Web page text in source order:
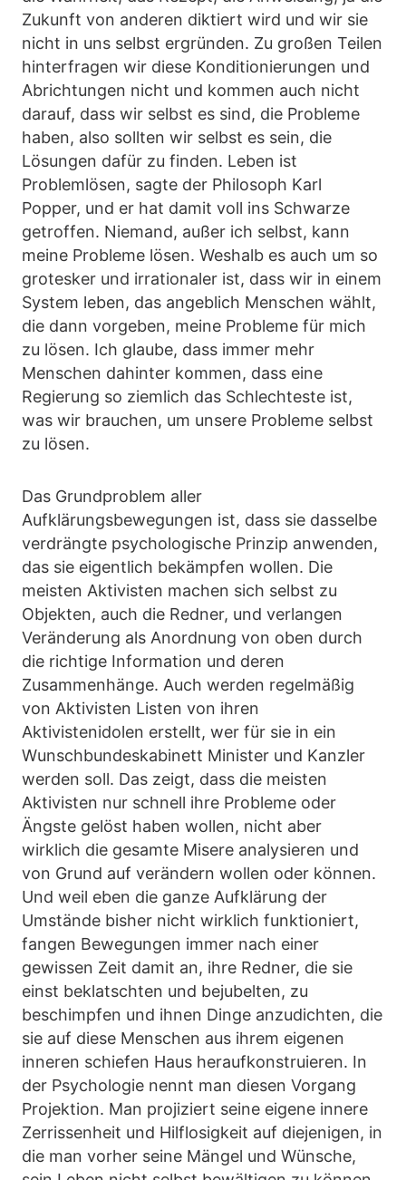
Zukunft von anderen diktiert wird und wir sie
nicht in uns selbst ergründen. Zu großen Teilen
hinterfragen wir diese Konditionierungen und
Abrichtungen nicht und kommen auch nicht
darauf, dass wir selbst es sind, die Probleme
haben, also sollten wir selbst es sein, die
Lösungen dafür zu finden. Leben ist
Problemlösen, sagte der Philosoph Karl
Popper, und er hat damit voll ins Schwarze
getroffen. Niemand, außer ich selbst, kann
meine Probleme lösen. Weshalb es auch um so
grotesker und irrationaler ist, dass wir in einem
System leben, das angeblich Menschen wählt,
die dann vorgeben, meine Probleme für mich
zu lösen. Ich glaube, dass immer mehr
Menschen dahinter kommen, dass eine
Regierung so ziemlich das Schlechteste ist,
was wir brauchen, um unsere Probleme selbst
zu lösen.
Das Grundproblem aller
Aufklärungsbewegungen ist, dass sie dasselbe
verdrängte psychologische Prinzip anwenden,
das sie eigentlich bekämpfen wollen. Die
meisten Aktivisten machen sich selbst zu
Objekten, auch die Redner, und verlangen
Veränderung als Anordnung von oben durch
die richtige Information und deren
Zusammenhänge. Auch werden regelmäßig
von Aktivisten Listen von ihren
Aktivistenidolen erstellt, wer für sie in ein
Wunschbundeskabinett Minister und Kanzler
werden soll. Das zeigt, dass die meisten
Aktivisten nur schnell ihre Probleme oder
Ängste gelöst haben wollen, nicht aber
wirklich die gesamte Misere analysieren und
von Grund auf verändern wollen oder können.
Und weil eben die ganze Aufklärung der
Umstände bisher nicht wirklich funktioniert,
fangen Bewegungen immer nach einer
gewissen Zeit damit an, ihre Redner, die sie
einst beklatschten und bejubelten, zu
beschimpfen und ihnen Dinge anzudichten, die
sie auf diese Menschen aus ihrem eigenen
inneren schiefen Haus heraufkonstruieren. In
der Psychologie nennt man diesen Vorgang
Projektion. Man projiziert seine eigene innere
Zerrissenheit und Hilflosigkeit auf diejenigen, in
die man vorher seine Mängel und Wünsche,